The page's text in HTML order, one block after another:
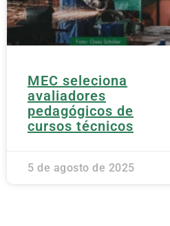
MEC seleciona
avaliadores
pedagógicos de
cursos técnicos
5 de agosto de 2025